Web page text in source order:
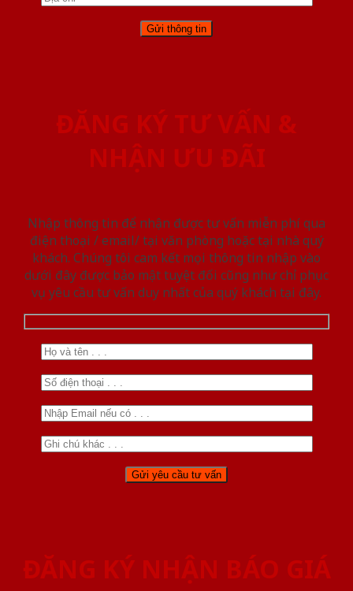
ĐĂNG KÝ TƯ VẤN &
NHẬN ƯU ĐÃI
Nhập thông tin để nhận được tư vấn miễn phí qua
điện thoại / email/ tại văn phòng hoặc tại nhà quý
khách. Chúng tôi cam kết mọi thông tin nhập vào
dưới đây được bảo mật tuyệt đối cũng như chỉ phục
vụ yêu cầu tư vấn duy nhất của quý khách tại đây.
ĐĂNG KÝ NHẬN BÁO GIÁ